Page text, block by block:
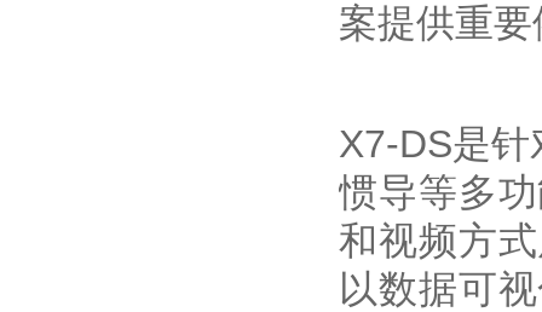
案提供重
X7-DS是
惯导等多
和视频方
以数据可